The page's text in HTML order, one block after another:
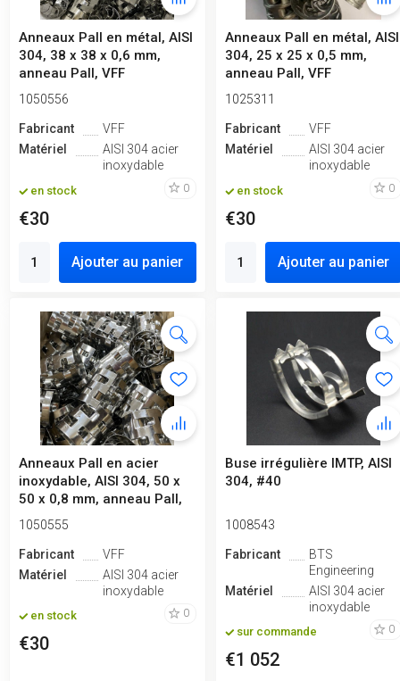
Anneaux Pall en métal, AISI
304, 38 x 38 x 0,6 mm,
anneau Pall, VFF
1050556
Fabricant
VFF
Matériel
AISI 304 acier
inoxydable
en stock 0
€30
Ajouter au panier
Anneaux Pall en métal, AISI
304, 25 x 25 x 0,5 mm,
anneau Pall, VFF
1025311
Fabricant
VFF
Matériel
AISI 304 acier
inoxydable
en stock 0
€30
Ajouter au panier
Anneaux Pall en acier
inoxydable, AISI 304, 50 x
50 x 0,8 mm, anneau Pall,
VFF
1050555
Fabricant
VFF
Matériel
AISI 304 acier
inoxydable
en stock 0
€30
Buse irrégulière IMTP, AISI
304, #40
1008543
Fabricant
BTS
Engineering
Matériel
AISI 304 acier
inoxydable
sur commande 0
€1 052